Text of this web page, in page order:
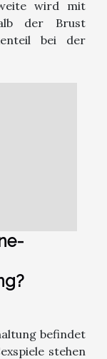
wird mit
der Brust
bei der
befindet
stehen